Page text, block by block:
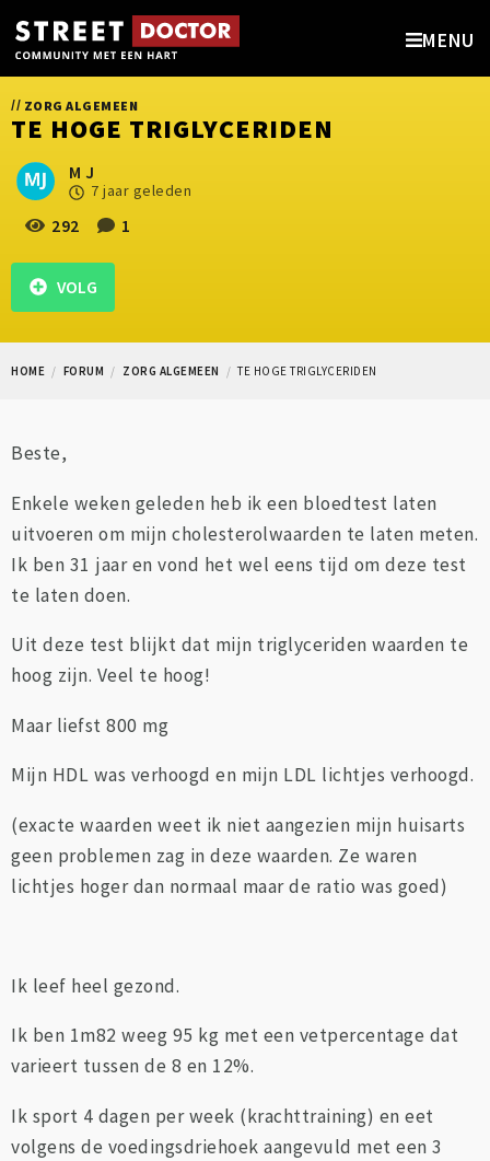
MENU
// ZORG ALGEMEEN
TE HOGE TRIGLYCERIDEN
M J
7 jaar geleden
292 1
VOLG
HOME FORUM ZORG ALGEMEEN TE HOGE TRIGLYCERIDEN
Beste,
Enkele weken geleden heb ik een bloedtest laten
uitvoeren om mijn cholesterolwaarden te laten meten.
Ik ben 31 jaar en vond het wel eens tijd om deze test
te laten doen.
Uit deze test blijkt dat mijn triglyceriden waarden te
hoog zijn. Veel te hoog!
Maar liefst 800 mg
Mijn HDL was verhoogd en mijn LDL lichtjes verhoogd.
(exacte waarden weet ik niet aangezien mijn huisarts
geen problemen zag in deze waarden. Ze waren
lichtjes hoger dan normaal maar de ratio was goed)
Ik leef heel gezond.
Ik ben 1m82 weeg 95 kg met een vetpercentage dat
varieert tussen de 8 en 12%.
Ik sport 4 dagen per week (krachttraining) en eet
volgens de voedingsdriehoek aangevuld met een 3